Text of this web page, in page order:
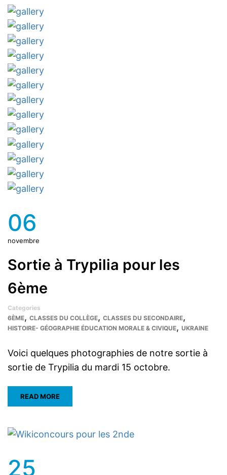
06
novembre
Sortie à Trypilia pour les
6ème
Categories
6ÈME, CLASSES DU COLLÈGE, CLASSES DU SECONDAIRE,
HISTOIRE- GÉOGRAPHIE ÉDUCATION MORALE & CIVIQUE, UKRAINE
Voici quelques photographies de notre sortie à
sortie de Trypilia du mardi 15 octobre.
READ MORE
25